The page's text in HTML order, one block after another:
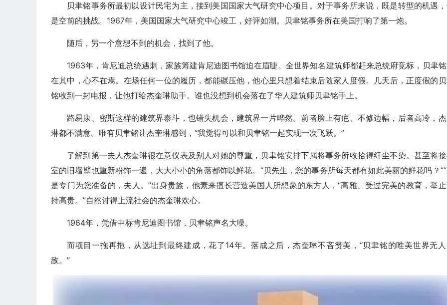
贝聿铭事务所最初以设计民宅为主，接到美国国家大气研究中心项目。对于事务所来说，既是转型的机遇
是空前的挑战。1967年，美国国家大气研究中心竣工，好评如潮。贝聿铭事务所在美国打响了第一炮。
随后，另一个意想不到的机会，找到了他。
1963年，肯尼迪总统遇刺，家族筹建肯尼迪图书馆迫在眉睫。全世界知名建筑师都赶来总统府竞标，贝聿
在其中，心不在焉。在场任何一位的履历，都能碾压他，他心里只想着结束后随家人度假。几天后，正度假的
铭收到一封电报，让他打给杰奎琳助手。谁也没想到机会落在了华人建筑师贝聿铭手上。
路易康、密斯这样的建筑界泰斗，也错失机会，建筑界一片哗然。前者脸上有疤、不修边幅，后者高冷，
琳都不满意。唯有贝聿铭让杰奎琳感到，“我觉得可以和贝聿铭一起实现一次飞跃。”
了解到第一夫人杰奎琳很在意仪表及别人对她的尊重，贝聿铭安排下属将事务所收拾得纤尘不染。甚至将
室的旧墙壁也重新粉饰一遍，大大小小的角落都饰以鲜花。“贝先生，您的事务所每天都有如此美丽的鲜花吗？
是专门为您准备的，夫人。”出身贵族，他素来擅长营造美国人所想象的东方人，“高雅、受过完美的教育，举
持高贵。”自然讨得上流社会的杰奎琳欢心。
1964年，凭借中标肯尼迪图书馆，贝聿铭声名大噪。
而项目一拖再拖，从选址到最终建成，花了14年。落成之后，杰奎琳不吝赞美，“贝聿铭的唯美世界无
敌。”